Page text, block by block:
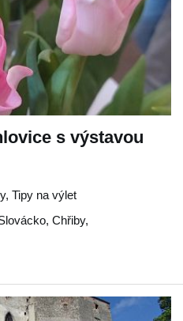
s výstavou
Tipy na výlet
, Chřiby,